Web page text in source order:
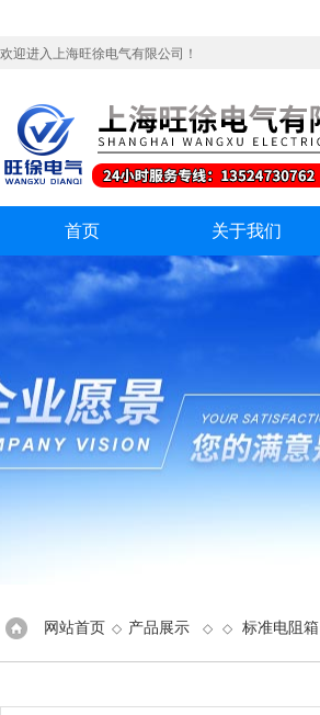
欢迎进入上海旺徐电气有限公司！
首页 关于我们
网站首页 ◇ 产品展示 ◇ ◇ 标准电阻箱